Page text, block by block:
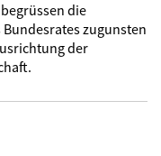
die
zugunsten
der